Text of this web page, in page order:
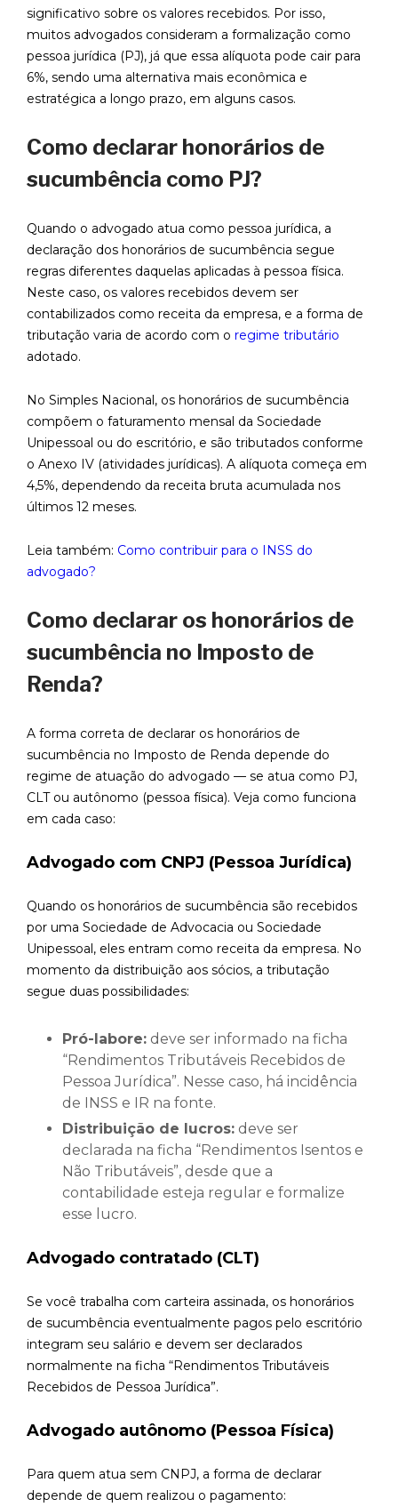
significativo sobre os valores recebidos. Por isso,
muitos advogados consideram a formalização como
pessoa jurídica (PJ), já que essa alíquota pode cair para
6%, sendo uma alternativa mais econômica e
estratégica a longo prazo, em alguns casos.
Como declarar honorários de
sucumbência como PJ?
Quando o advogado atua como pessoa jurídica, a
declaração dos honorários de sucumbência segue
regras diferentes daquelas aplicadas à pessoa física.
Neste caso, os valores recebidos devem ser
contabilizados como receita da empresa, e a forma de
tributação varia de acordo com o regime tributário
adotado.
No Simples Nacional, os honorários de sucumbência
compõem o faturamento mensal da Sociedade
Unipessoal ou do escritório, e são tributados conforme
o Anexo IV (atividades jurídicas). A alíquota começa em
4,5%, dependendo da receita bruta acumulada nos
últimos 12 meses.
Leia também: Como contribuir para o INSS do
advogado?
Como declarar os honorários de
sucumbência no Imposto de
Renda?
A forma correta de declarar os honorários de
sucumbência no Imposto de Renda depende do
regime de atuação do advogado — se atua como PJ,
CLT ou autônomo (pessoa física). Veja como funciona
em cada caso:
Advogado com CNPJ (Pessoa Jurídica)
Quando os honorários de sucumbência são recebidos
por uma Sociedade de Advocacia ou Sociedade
Unipessoal, eles entram como receita da empresa. No
momento da distribuição aos sócios, a tributação
segue duas possibilidades:
Pró-labore: deve ser informado na ficha
“Rendimentos Tributáveis Recebidos de
Pessoa Jurídica”. Nesse caso, há incidência
de INSS e IR na fonte.
Distribuição de lucros: deve ser
declarada na ficha “Rendimentos Isentos e
Não Tributáveis”, desde que a
contabilidade esteja regular e formalize
esse lucro.
Advogado contratado (CLT)
Se você trabalha com carteira assinada, os honorários
de sucumbência eventualmente pagos pelo escritório
integram seu salário e devem ser declarados
normalmente na ficha “Rendimentos Tributáveis
Recebidos de Pessoa Jurídica”.
Advogado autônomo (Pessoa Física)
Para quem atua sem CNPJ, a forma de declarar
depende de quem realizou o pagamento: